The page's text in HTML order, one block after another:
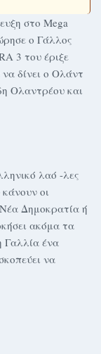
στο Mega
ο Γάλλος
3 του έριξε
δίνει ο Ολάντ
Ολαντρέου και
λαό -λες
οι
Δημοκρατία ή
ακόμα τα
Γαλλία ένα
να